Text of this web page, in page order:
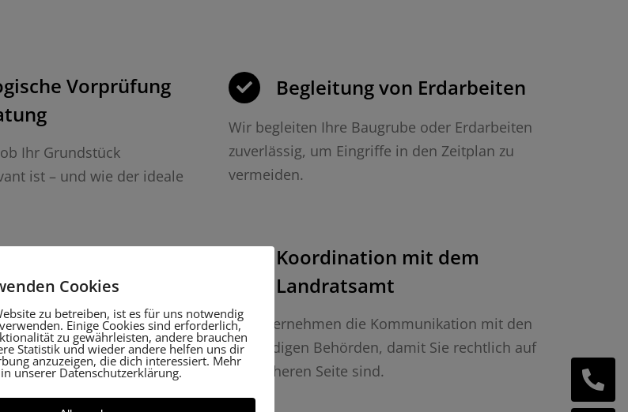
Vorprüfung
Ihr Grundstück
ist – und wie der ideale
Begleitung von Erdarbeiten
Wir begleiten Ihre Baugrube oder Erdarbeiten
zuverlässig, um Eingriffe in den Zeitplan zu
vermeiden.
dokumentieren wir diese
der Denkmalpflege
Koordination mit dem
Landratsamt
Wir übernehmen die Kommunikation mit den
zuständigen Behörden, damit Sie rechtlich auf
der sicheren Seite sind.
Cookies
zu betreiben, ist es für uns notwendig
Einige Cookies sind erforderlich,
zu gewährleisten, andere brauchen
Statistik und wieder andere helfen uns dir
anzuzeigen, die dich interessiert. Mehr
unserer Datenschutzerklärung.